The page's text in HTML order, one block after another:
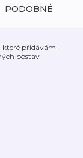
PODOBNÉ
které přidávám
postav